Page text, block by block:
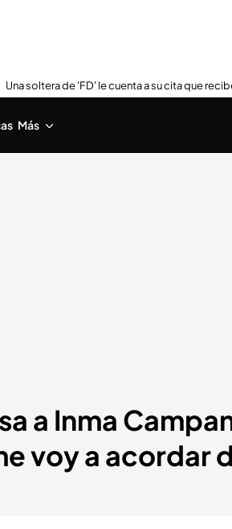
Una soltera de 'FD' le cuenta a su cita que
Más
a Inma
voy a acordar